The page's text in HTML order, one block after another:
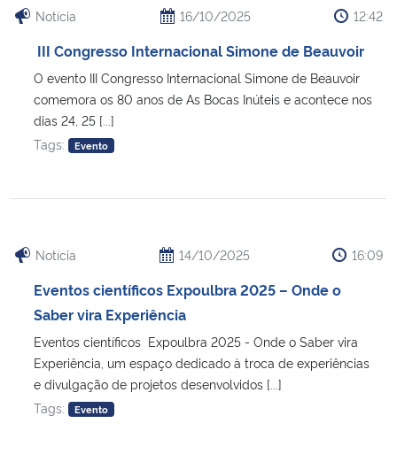
Notícia 16/10/2025 12:42
III Congresso Internacional Simone de Beauvoir
O evento III Congresso Internacional Simone de Beauvoir
comemora os 80 anos de As Bocas Inúteis e acontece nos
dias 24, 25 [...]
Tags:
Evento
Notícia 14/10/2025 16:09
Eventos científicos Expoulbra 2025 – Onde o
Saber vira Experiência
Eventos científicos Expoulbra 2025 - Onde o Saber vira
Experiência, um espaço dedicado à troca de experiências
e divulgação de projetos desenvolvidos [...]
Tags:
Evento